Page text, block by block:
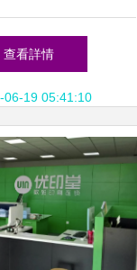
頭戴平板電腦，開
設計制作新紀元
查看詳情
06-19 05:41:10